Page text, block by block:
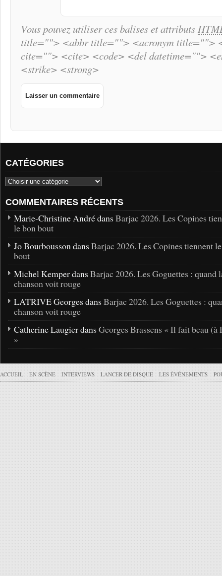
Vous pouvez utiliser ces balises et attributs
title=""> <abbr title=""> <acronym title="">
cite=""> <cite> <code> <del datetime="">
<strike> <strong>
CATÉGORIES
COMMENTAIRES RÉCENTS
Marie-Christine André dans Barjac 2026. Les Copines
le bon bout
Jo Bourbousson dans Barjac 2026. Les Copines tiennent
bout
Michel Kemper dans Barjac 2026. Les Goguettes : quand
chanson voit rouge
LATRIVE Georges dans Barjac 2026. Les Goguettes :
chanson voit rouge
Catherine Laugier dans Georges Brassens « Il fait beau (à
»
ACCUEIL EN SCÈNE INTERVIEWS LANCER DE DISQUE LES ÉVÉNEMENTS